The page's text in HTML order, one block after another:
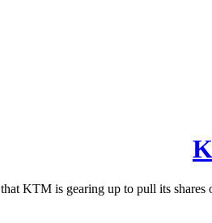
KTM is gearing up to pull its